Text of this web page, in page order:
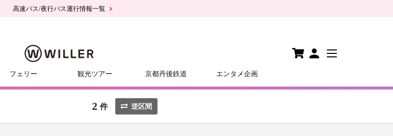
高速バス/夜行バス運行情報一覧
フェリー 観光ツアー 京都丹後鉄道 エンタメ企画
2 件 逆区間